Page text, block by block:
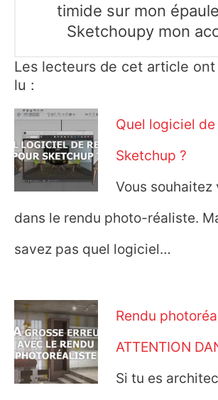
timide sur mon
Sketchoupy mon
Les lecteurs de cet article
lu :
Quel logiciel
Sketchup ?
Vous souhaitez
dans le rendu photo-réaliste.
savez pas quel logiciel…
Rendu
ATTENTION
Si tu es